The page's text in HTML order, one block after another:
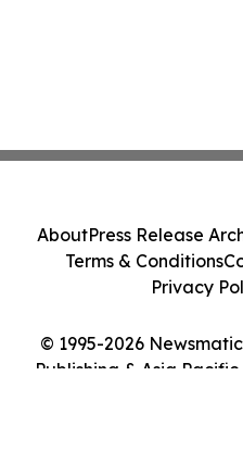
© 1995-2026
Publishing & Asia
AboutPress Release
Terms & Conditions
Privacy